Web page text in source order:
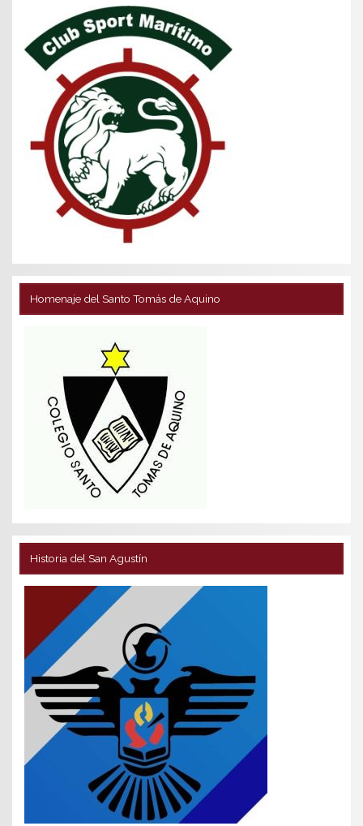
Homenaje del Santo Tomás de Aquino
Historia del San Agustín